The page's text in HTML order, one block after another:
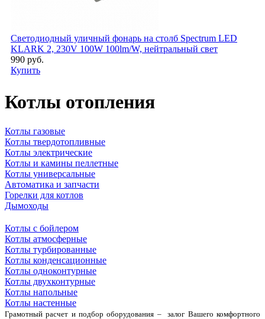
Светодиодный уличный фонарь на столб Spectrum LED
KLARK 2, 230V 100W 100lm/W, нейтральный свет
990 руб.
Купить
Котлы отопления
Котлы газовые
Котлы твердотопливные
Котлы электрические
Котлы и камины пеллетные
Котлы универсальные
Автоматика и запчасти
Горелки для котлов
Дымоходы
Котлы с бойлером
Котлы атмосферные
Котлы турбированные
Котлы конденсационные
Котлы одноконтурные
Котлы двухконтурные
Котлы напольные
Котлы настенные
Грамотный расчет и подбор оборудования – залог Вашего комфортного